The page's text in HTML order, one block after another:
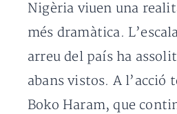
Nigèria viuen una
més dramàtica.
arreu del país ha
abans vistos. A l’acció
Boko Haram, que